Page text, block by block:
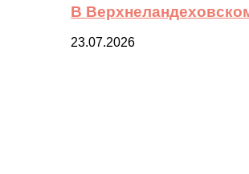
В
23.07.2026